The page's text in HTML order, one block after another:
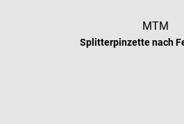
MTM
Splitterpinzette nach